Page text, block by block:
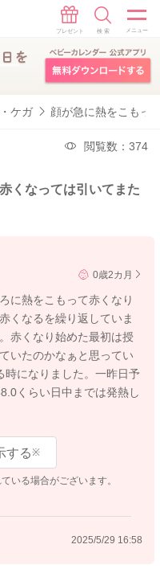
ケガ 顔が急に熱をこもっ
閲覧数：374
くなっては引いてまた
0歳2カ月
に熱をこもって赤くなり
くなるを繰り返していま
赤くなり始めた最初は授
いたのかなぁと思ってい
時になりました。一昨日予
くらい日中までは発熱し
する※
いる場合がございます。
2025/5/29 16:58